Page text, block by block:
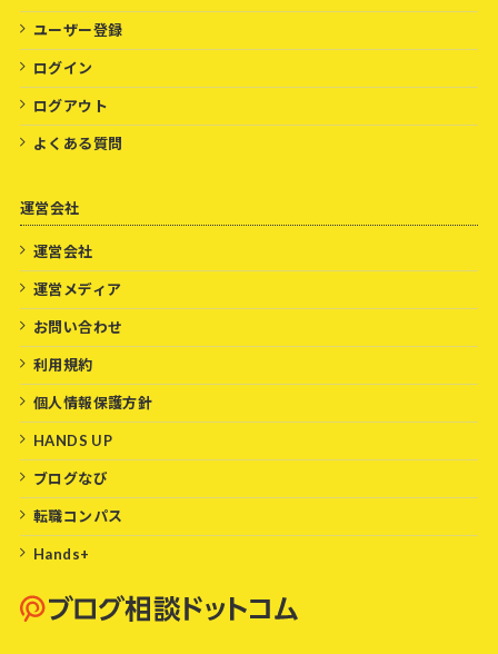
ユーザー登録
ログイン
ログアウト
よくある質問
運営会社
運営会社
運営メディア
お問い合わせ
利用規約
個人情報保護方針
HANDS UP
ブログなび
転職コンパス
Hands+